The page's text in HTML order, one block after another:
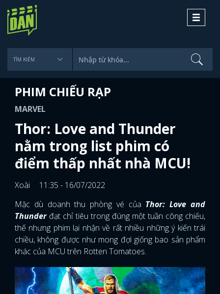
Toggle
PHIM CHIẾU RẠP
MARVEL
Thor: Love and Thunder
nằm trong list phim có
điểm thấp nhất nhà MCU!
Xoài
11:35 - 16/07/2022
Mặc dù doanh thu phòng vé của Thor: Love and
Thunderđạt chỉ tiêu trong đúng một tuần công chiếu,
thế nhưng phim lại nhận về rất nhiều những ý kiến trái
chiều, không được như mong đợi giống bao sản phẩm
khác của MCU trên Rotten Tomatoes.